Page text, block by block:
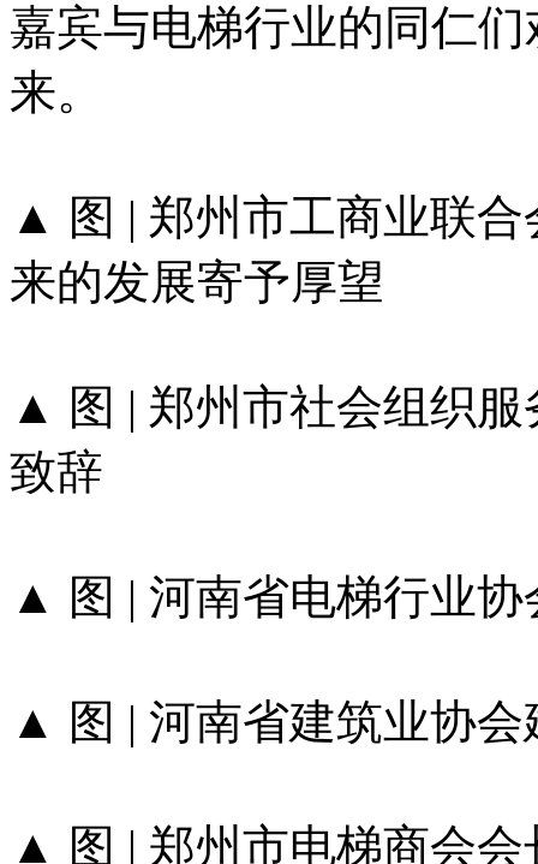
嘉宾与电梯行业的同仁
来。
▲ 图 | 郑州市工商业联
来的发展寄予厚望
▲ 图 | 郑州市社会组织
致辞
▲ 图 | 河南省电梯行业
▲ 图 | 河南省建筑业协
▲ 图 | 郑州市电梯商会会